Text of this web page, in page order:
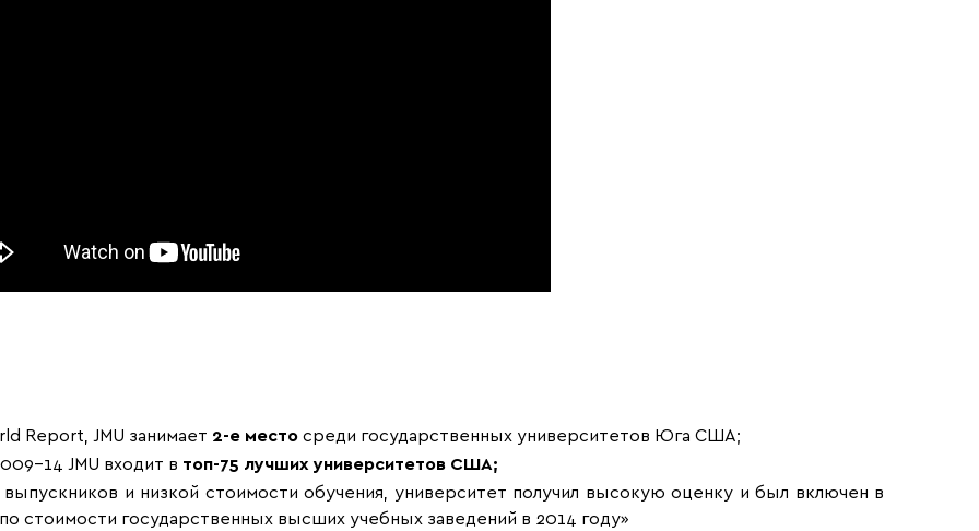
Report, JMU занимает 2-е место среди государственных университетов Юга США;
14 JMU входит в топ-75 лучших университетов США;
и низкой стоимости обучения, университет получил высокую оценку и был включен в
стоимости государственных высших учебных заведений в 2014 году»